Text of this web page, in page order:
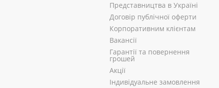
Представництва в Україні
Договір публічної оферти
Корпоративним клієнтам
Вакансії
Гарантії та повернення
грошей
Акції
Індивідуальне замовлення